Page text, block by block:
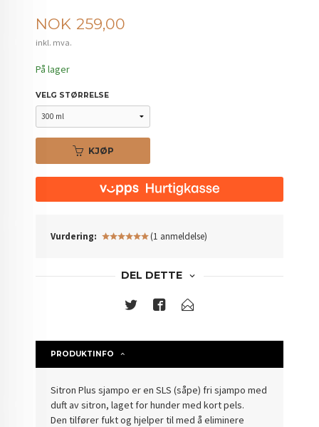
Pris
NOK 259,00
inkl. mva.
På lager
VELG STØRRELSE
KJØP
Vurdering: (1 anmeldelse)
DEL DETTE
PRODUKTINFO
Sitron Plus sjampo er en SLS (såpe) fri sjampo med
duft av sitron, laget for hunder med kort pels.
Den tilfører fukt og hjelper til med å eliminere